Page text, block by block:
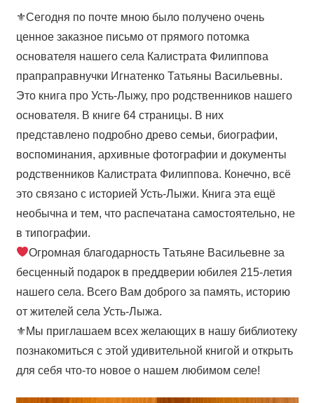
⚜Сегодня по почте мною было получено очень
ценное заказное письмо от прямого потомка
основателя нашего села Калистрата Филиппова
прапраправнучки Игнатенко Татьяны Васильевны.
Это книга про Усть-Лыжу, про родственников нашего
основателя. В книге 64 страницы. В них
представлено подробно древо семьи, биографии,
воспоминания, архивные фотографии и документы
родственников Калистрата Филиппова. Конечно, всё
это связано с историей Усть-Лыжи. Книга эта ещё
необычна и тем, что распечатана самостоятельно, не
в типографии.
Огромная благодарность Татьяне Васильевне за
бесценный подарок в преддверии юбилея 215-летия
нашего села. Всего Вам доброго за память, историю
от жителей села Усть-Лыжа.
⚜Мы приглашаем всех желающих в нашу библиотеку
познакомиться с этой удивительной книгой и открыть
для себя что-то новое о нашем любимом селе!